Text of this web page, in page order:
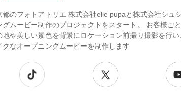
都のフォトアトリエ 株式会社elle pupaと株式会社シュ
グムービー制作のプロジェクトをスタート。 お客様ご
地や美しい景色を背景にロケーション前撮り撮影を行
クなオープニングムービーを制作します